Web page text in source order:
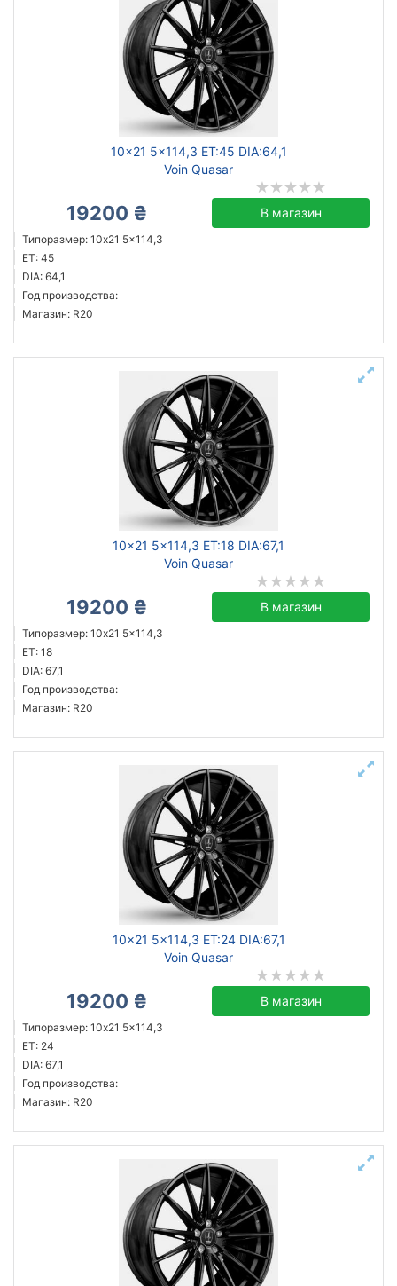
10x21 5x114,3 ET:45 DIA:64,1
Voin Quasar
19200 ₴ В магазин
Типоразмер: 10x21 5x114,3
ET: 45
DIA: 64,1
Год производства:
Магазин: R20
10x21 5x114,3 ET:18 DIA:67,1
Voin Quasar
19200 ₴ В магазин
Типоразмер: 10x21 5x114,3
ET: 18
DIA: 67,1
Год производства:
Магазин: R20
10x21 5x114,3 ET:24 DIA:67,1
Voin Quasar
19200 ₴ В магазин
Типоразмер: 10x21 5x114,3
ET: 24
DIA: 67,1
Год производства:
Магазин: R20